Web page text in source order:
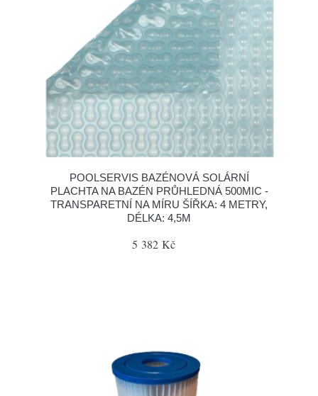
POOLSERVIS BAZÉNOVÁ SOLÁRNÍ
PLACHTA NA BAZÉN PRŮHLEDNÁ 500MIC -
TRANSPARETNÍ NA MÍRU ŠÍŘKA: 4 METRY,
DÉLKA: 4,5M
5 382 Kč